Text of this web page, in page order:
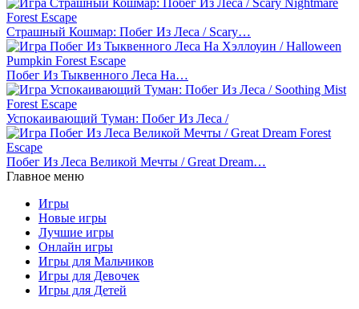
Страшный Кошмар: Побег Из Леса / Scary…
Побег Из Тыквенного Леса На…
Успокаивающий Туман: Побег Из Леса /
Побег Из Леса Великой Мечты / Great Dream…
Главное меню
Игры
Новые игры
Лучшие игры
Онлайн игры
Игры для Мальчиков
Игры для Девочек
Игры для Детей